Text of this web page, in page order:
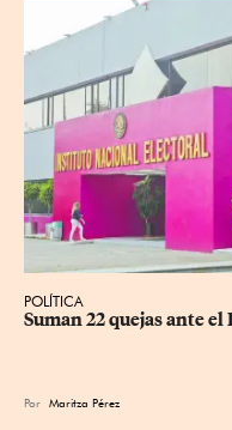
POLÍTICA
Suman 22 quejas ante
Por Maritza Pérez